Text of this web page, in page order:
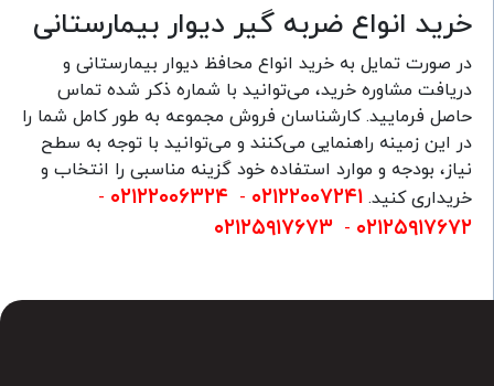
خرید انواع ضربه گیر دیوار بیمارستانی
در صورت تمایل به خرید انواع محافظ دیوار بیمارستانی و
دریافت مشاوره خرید، می‌توانید با شماره ذکر شده تماس
حاصل فرمایید. کارشناسان فروش مجموعه به طور کامل شما را
در این زمینه راهنمایی می‌کنند و می‌توانید با توجه به سطح
نیاز، بودجه و موارد استفاده خود گزینه مناسبی را انتخاب و
خریداری کنید. ۰۲۱۲۲۰۰۷۲۴۱ - ۰۲۱۲۲۰۰۶۳۲۴ -
۰۲۱۲۵۹۱۷۶۷۲ - ۰۲۱۲۵۹۱۷۶۷۳